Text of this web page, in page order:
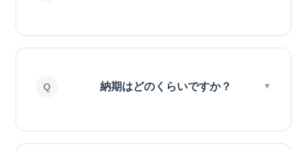
納期はどのくらいですか？